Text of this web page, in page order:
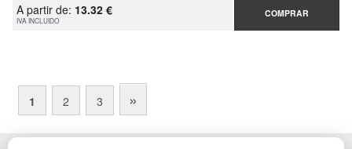
A partir de: 13.32 €
IVA INCLUIDO
COMPRAR
1 2 3 »